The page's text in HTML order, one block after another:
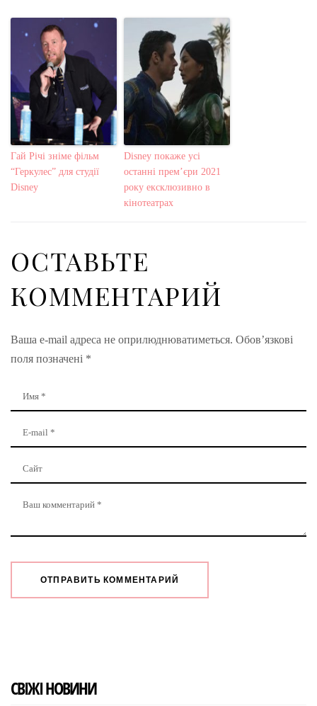
Гай Річі зніме фільм
“Геркулес” для студії
Disney
Disney покаже усі
останні прем’єри 2021
року ексклюзивно в
кінотеатрах
ОСТАВЬТЕ
КОММЕНТАРИЙ
Ваша e-mail адреса не оприлюднюватиметься. Обов’язкові
поля позначені *
СВІЖІ НОВИНИ